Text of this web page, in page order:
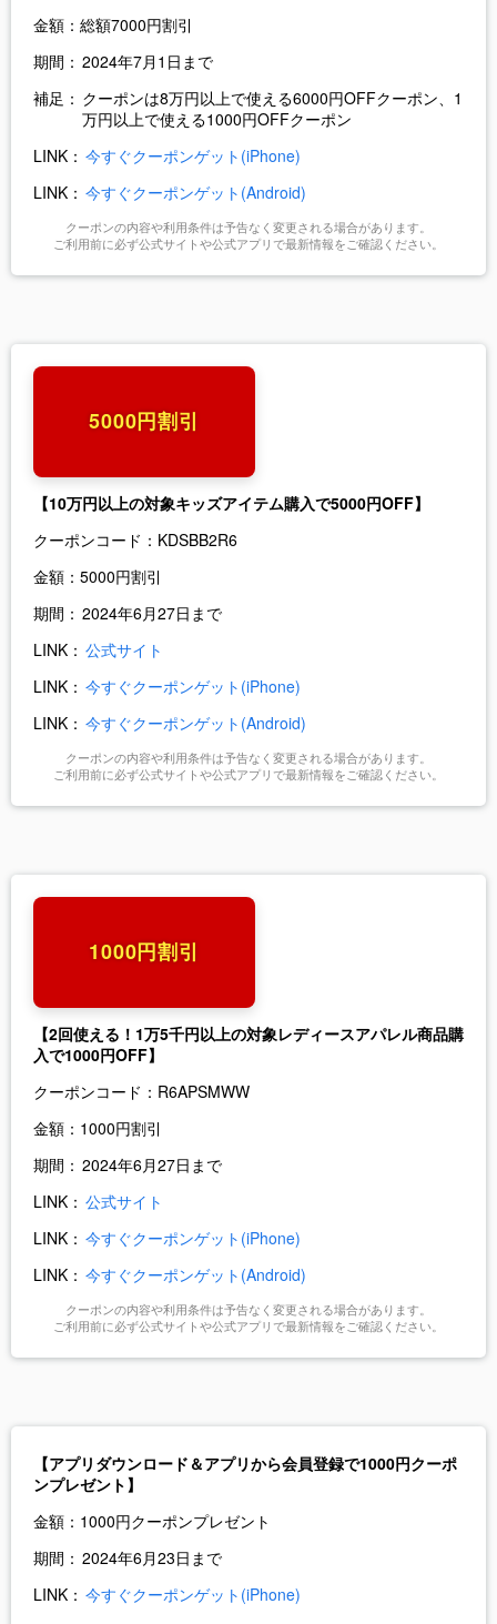
金額： 総額7000円割引
期間： 2024年7月1日まで
補足： クーポンは8万円以上で使える6000円OFFクーポン、1
万円以上で使える1000円OFFクーポン
LINK： 今すぐクーポンゲット(iPhone)
LINK： 今すぐクーポンゲット(Android)
クーポンの内容や利用条件は予告なく変更される場合があります。
ご利用前に必ず公式サイトや公式アプリで最新情報をご確認ください。
5000円割引
【10万円以上の対象キッズアイテム購入で5000円OFF】
クーポンコード： KDSBB2R6
金額： 5000円割引
期間： 2024年6月27日まで
LINK： 公式サイト
LINK： 今すぐクーポンゲット(iPhone)
LINK： 今すぐクーポンゲット(Android)
クーポンの内容や利用条件は予告なく変更される場合があります。
ご利用前に必ず公式サイトや公式アプリで最新情報をご確認ください。
1000円割引
【2回使える！1万5千円以上の対象レディースアパレル商品購
入で1000円OFF】
クーポンコード： R6APSMWW
金額： 1000円割引
期間： 2024年6月27日まで
LINK： 公式サイト
LINK： 今すぐクーポンゲット(iPhone)
LINK： 今すぐクーポンゲット(Android)
クーポンの内容や利用条件は予告なく変更される場合があります。
ご利用前に必ず公式サイトや公式アプリで最新情報をご確認ください。
【アプリダウンロード＆アプリから会員登録で1000円クーポ
ンプレゼント】
金額： 1000円クーポンプレゼント
期間： 2024年6月23日まで
LINK： 今すぐクーポンゲット(iPhone)